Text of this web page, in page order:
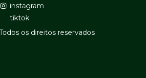
instagram
tiktok
os direitos reservados